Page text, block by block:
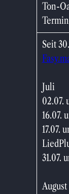
Ton-
Seit
Juli
02.07.
16.07.
17.07.
31.07.
August